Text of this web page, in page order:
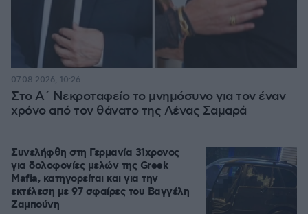
Στο Α΄ Νεκροταφείο το μνημόσυνο για τον έναν
χρόνο από τον θάνατο της Λένας Σαμαρά
07.08.2026, 10:26
Συνελήφθη στη Γερμανία 31χρονος
για δολοφονίες μελών της Greek
Mafia, κατηγορείται και για την
εκτέλεση με 97 σφαίρες του Βαγγέλη
Ζαμπούνη